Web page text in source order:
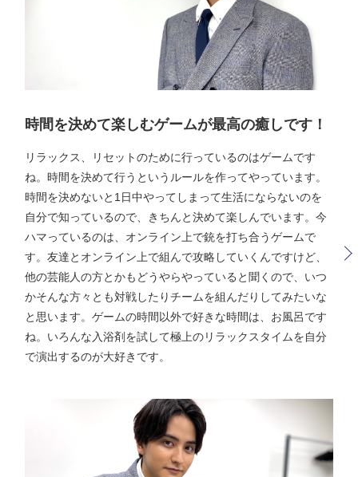
時間を決めて楽しむゲームが最高の癒しです！
リラックス、リセットのために行っているのはゲームです
ね。時間を決めて行うというルールを作ってやっています。
時間を決めないと1日中やってしまって生活にならないのを
自分で知っているので、きちんと決めて楽しんでいます。今
ハマっているのは、オンライン上で銃を打ち合うゲームで
す。友達とオンライン上で組んで攻略していくんですけど、
他の芸能人の方とかもどうやらやっていると聞くので、いつ
かそんな方々とも対戦したりチームを組んだりしてみたいな
と思います。ゲームの時間以外で好きな時間は、お風呂です
ね。いろんな入浴剤を試して極上のリラックスタイムを自分
で演出するのが大好きです。